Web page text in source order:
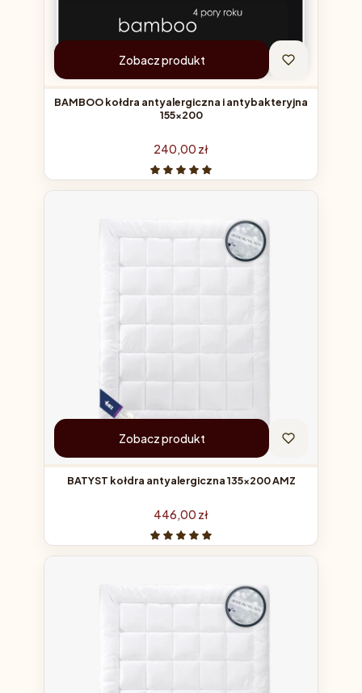
Zobacz produkt
BAMBOO kołdra antyalergiczna i antybakteryjna
155x200
Cena
240,00 zł
Zobacz produkt
BATYST kołdra antyalergiczna 135x200 AMZ
Cena
446,00 zł